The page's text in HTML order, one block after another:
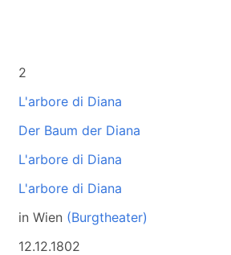
2
L'arbore di Diana
Der Baum der Diana
L'arbore di Diana
L'arbore di Diana
inWien (Burgtheater)
12.12.1802